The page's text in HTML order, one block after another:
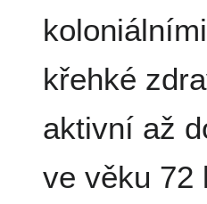
křehké
aktivní až
ve věku 72